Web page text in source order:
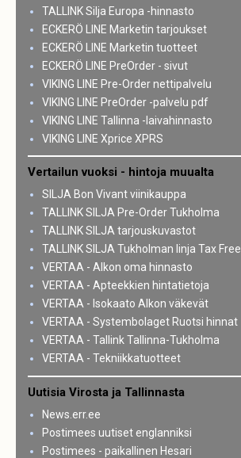
TALLINK Silja Europa -hinnasto
ECKERÖ LINE Marketin tarjoukset
ECKERÖ LINE Marketin tuotteet
ECKERÖ LINE PreOrder - sivut
VIKING LINE Pre-Order nettipalvelu
VIKING LINE PreOrder -palvelu pdf
VIKING LINE Tallinna -laivahinnasto
VIKING LINE Xprice XPRS
Vertailun vuoksi - hintoja muualta
SILJA Bon Vivant viinikauppa
TALLINK SILJA Pre-Order Tukholma
TALLINK SILJA tarjouskuvastot
TALLINK SILJA Tukholman linja Tax Free
VERTAA - Alkon oma hinnasto
VERTAA - Apteekkien hintatietoja
VERTAA - Isokaato Alkon väkevät
VERTAA - Systembolaget Ruotsi hinnat
VERTAA - Tallink Tallinna-Tukholma
VERTAA - Tekniikkatuotteet
Uutisia Virosta ja Tallinnasta
News.err.ee
Postimees uutiset englanniksi
Postimees - paikallinen Hesari